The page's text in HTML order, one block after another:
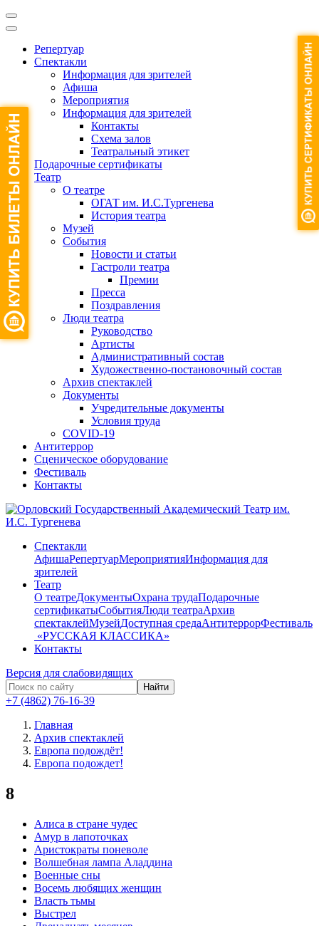
Репертуар
Спектакли
Информация для зрителей
Афиша
Мероприятия
Информация для зрителей
Контакты
Схема залов
Театральный этикет
Подарочные сертификаты
Театр
О театре
ОГАТ им. И.С.Тургенева
История театра
Музей
События
Новости и статьи
Гастроли театра
Премии
Пресса
Поздравления
Люди театра
Руководство
Артисты
Административный состав
Художественно-постановочный состав
Архив спектаклей
Документы
Учредительные документы
Условия труда
COVID-19
Антитеррор
Сценическое оборудование
Фестиваль
Контакты
Спектакли
АфишаРепертуарМероприятияИнформация для
зрителей
Театр
О театреДокументыОхрана трудаПодарочные
сертификатыСобытияЛюди театраАрхив
спектаклейМузейДоступная средаАнтитеррорФестиваль
​ «РУССКАЯ КЛАССИКА»
Контакты
Версия для слабовидящих
Найти
+7 (4862) 76-16-39
Главная
Архив спектаклей
Европа подождёт!
Европа подождет!
8
Алиса в стране чудес
Амур в лапоточках
Аристократы поневоле
Волшебная лампа Аладдина
Военные сны
Восемь любящих женщин
Власть тьмы
Выстрел